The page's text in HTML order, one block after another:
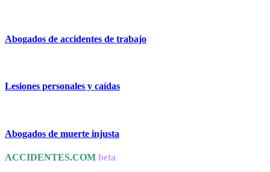
Abogados de accidentes de trabajo
Lesiones personales y caídas
Abogados de muerte injusta
ACCIDENTES.COM beta